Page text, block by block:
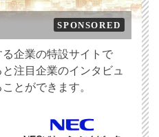
SPONSORED
る企業の特設サイトで
注目企業のインタビュ
とができます。